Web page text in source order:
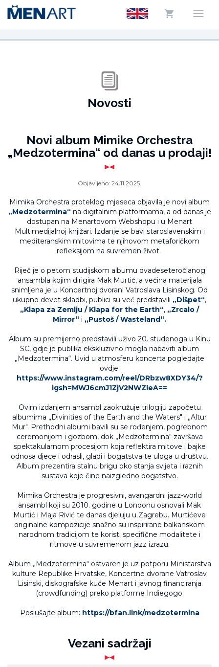
Novosti
Novi album Mimike Orchestra
„Medzotermina“ od danas u prodaji!
Objavljeno: 24.11.2025.
Mimika Orchestra proteklog mjeseca objavila je novi album
„Medzotermina“ na digitalnim platformama, a od danas je
dostupan na Menartovom Webshopu i u Menart
Multimedijalnoj knjižari. Izdanje se bavi staroslavenskim i
mediteranskim mitovima te njihovom metaforičkom
refleksijom na suvremen život.
Riječ je o petom studijskom albumu dvadeseteročlanog
ansambla kojim dirigira Mak Murtić, a većina materijala
snimljena je u Koncertnoj dvorani Vatroslava Lisinskog. Od
ukupno devet skladbi, publici su već predstavili „Dišpet“,
„Klapa za Zemlju / Klapa for the Earth“, „Zrcalo /
Mirror“ i „Pustoš / Wasteland“.
Album su premijerno predstavili uživo 20. studenoga u Kinu
SC, gdje je publika ekskluzivno mogla nabaviti album
„Medzotermina“. Uvid u atmosferu koncerta pogledajte
ovdje:
https://www.instagram.com/reel/DRbzw8XDY34/?
igsh=MWJ6cmJ1ZjV2NWZleA==
Ovim izdanjem ansambl zaokružuje trilogiju započetu
albumima „Divinities of the Earth and the Waters" i „Altur
Mur". Prethodni albumi bavili su se rođenjem, pogrebnom
ceremonijom i gozbom, dok „Medzotermina“ završava
spektakularnom procesijom koja reflektira mitove i bajke
odnosa djece i odrasli, gladi i bogatstva te uloga u društvu.
Album prezentira stalnu brigu oko stanja svijeta i raznih
sustava koje čine naizgledno bogatstvo.
Mimika Orchestra je progresivni, avangardni jazz-world
ansambl koji su 2010. godine u Londonu osnovali Mak
Murtić i Maja Rivić te danas djeluju u Zagrebu. Murtićeve
originalne kompozicije snažno su inspirirane balkanskom
narodnom tradicijom te koristi specifične modalitete i
ritmove u suvremenom jazz izrazu.
Album „Medzotermina“ ostvaren je uz potporu Ministarstva
kulture Republike Hrvatske, Koncertne dvorane Vatroslav
Lisinski, diskografske kuće Menart i javnog financiranja
(crowdfunding) preko platforme Indiegogo.
Poslušajte album: https://bfan.link/medzotermina
Vezani sadržaji